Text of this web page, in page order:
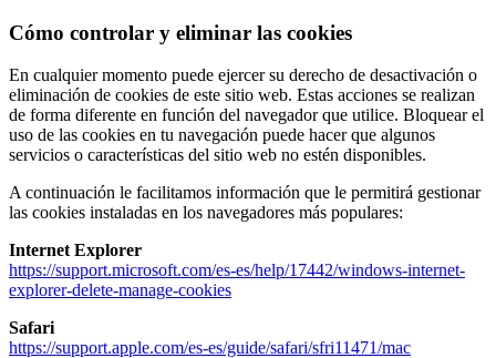
Cómo controlar y eliminar las cookies
En cualquier momento puede ejercer su derecho de desactivación o
eliminación de cookies de este sitio web. Estas acciones se realizan
de forma diferente en función del navegador que utilice. Bloquear el
uso de las cookies en tu navegación puede hacer que algunos
servicios o características del sitio web no estén disponibles.
A continuación le facilitamos información que le permitirá gestionar
las cookies instaladas en los navegadores más populares:
Internet Explorer
https://support.microsoft.com/es-es/help/17442/windows-internet-
explorer-delete-manage-cookies
Safari
https://support.apple.com/es-es/guide/safari/sfri11471/mac